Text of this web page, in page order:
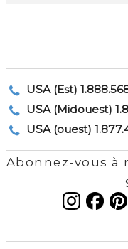
USA (Est)
USA (Midouest)
USA (ouest)
Abonnez-vous